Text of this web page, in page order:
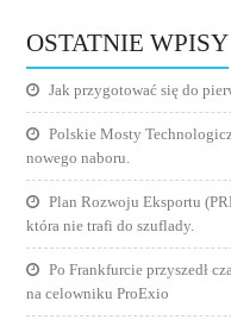
OSTATNIE WPISY
Jak przygotować się do
Polskie Mosty
nowego naboru.
Plan Rozwoju Eksportu
która nie trafi do szuflady.
Po Frankfurcie przyszedł
na celowniku ProExio